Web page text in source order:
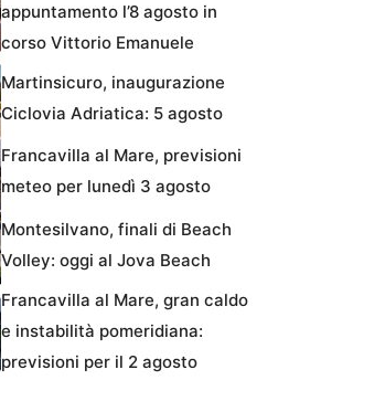
appuntamento l’8 agosto in
corso Vittorio Emanuele
Martinsicuro, inaugurazione
Ciclovia Adriatica: 5 agosto
Francavilla al Mare, previsioni
meteo per lunedì 3 agosto
Montesilvano, finali di Beach
Volley: oggi al Jova Beach
Francavilla al Mare, gran caldo
e instabilità pomeridiana:
previsioni per il 2 agosto